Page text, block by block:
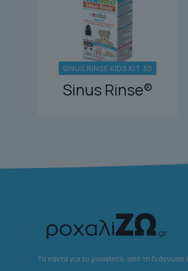
SINUS RINSE KIDS KIT 30
Sinus Rinse®
Τα πάντα για το ροχαλητό, από τη διάγνωση